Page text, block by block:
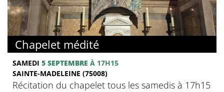
Chapelet médité
SAMEDI 5 SEPTEMBRE À 17H15
SAINTE-MADELEINE (75008)
Récitation du chapelet tous les samedis à 17h15